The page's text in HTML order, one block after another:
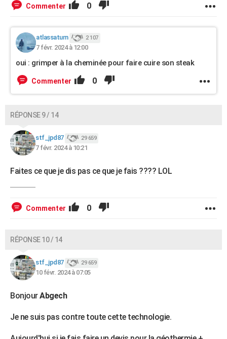
Commenter 0
atlassaturn 2 107
7 févr. 2024 à 12:00
oui : grimper à la cheminée pour faire cuire son steak
Commenter 0
RÉPONSE 9 / 14
stf_jpd87 29 659
7 févr. 2024 à 10:21
Faites ce que je dis pas ce que je fais ???? LOL
Commenter 0
RÉPONSE 10 / 14
stf_jpd87 29 659
10 févr. 2024 à 07:05
BonjourAbgech
Je ne suis pas contre toute cette technologie.